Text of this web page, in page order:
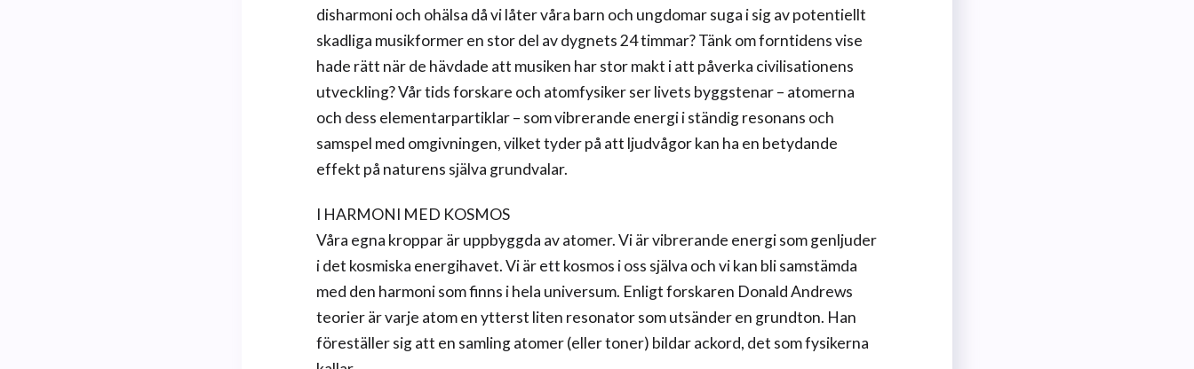
disharmoni och ohälsa då vi låter våra barn och ungdomar suga i sig av potentiellt
skadliga musikformer en stor del av dygnets 24 timmar? Tänk om forntidens vise
hade rätt när de hävdade att musiken har stor makt i att påverka civilisationens
utveckling? Vår tids forskare och atomfysiker ser livets byggstenar – atomerna
och dess elementarpartiklar – som vibrerande energi i ständig resonans och
samspel med omgivningen, vilket tyder på att ljudvågor kan ha en betydande
effekt på naturens själva grundvalar.
I HARMONI MED KOSMOS
Våra egna kroppar är uppbyggda av atomer. Vi är vibrerande energi som genljuder
i det kosmiska energihavet. Vi är ett kosmos i oss själva och vi kan bli samstämda
med den harmoni som finns i hela universum. Enligt forskaren Donald Andrews
teorier är varje atom en ytterst liten resonator som utsänder en grundton. Han
föreställer sig att en samling atomer (eller toner) bildar ackord, det som fysikerna